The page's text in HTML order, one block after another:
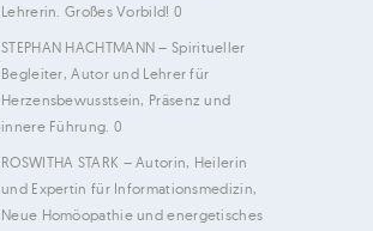
Lehrerin. Großes Vorbild! 0
STEPHAN HACHTMANN – Spiritueller
Begleiter, Autor und Lehrer für
Herzensbewusstsein, Präsenz und
innere Führung. 0
ROSWITHA STARK – Autorin, Heilerin
und Expertin für Informationsmedizin,
Neue Homöopathie und energetisches